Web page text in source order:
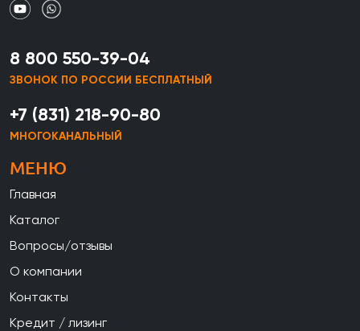
8 800 550-39-04
ЗВОНОК ПО РОССИИ БЕСПЛАТНЫЙ
+7 (831) 218-90-80
МНОГОКАНАЛЬНЫЙ
МЕНЮ
Главная
Каталог
Вопросы/отзывы
О компании
Контакты
Кредит / лизинг